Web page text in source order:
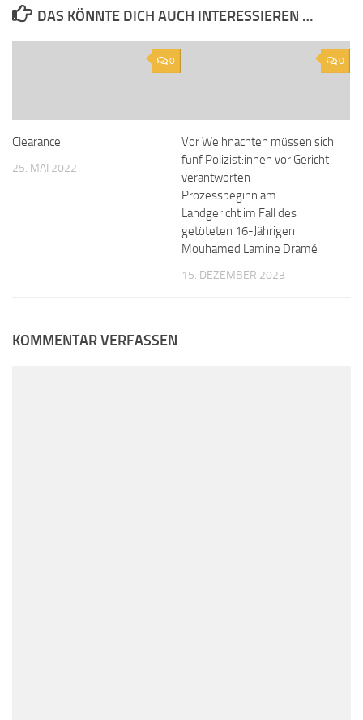
DAS KÖNNTE DICH AUCH INTERESSIEREN …
0
Clearance
25. MAI 2022
0
Vor Weihnachten müssen sich
fünf Polizist:innen vor Gericht
verantworten –
Prozessbeginn am
Landgericht im Fall des
getöteten 16-Jährigen
Mouhamed Lamine Dramé
15. DEZEMBER 2023
KOMMENTAR VERFASSEN